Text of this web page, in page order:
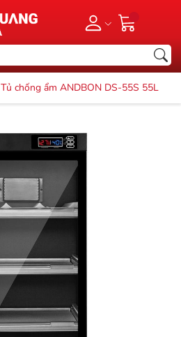
Tủ chống ẩm ANDBON DS-55S 55L